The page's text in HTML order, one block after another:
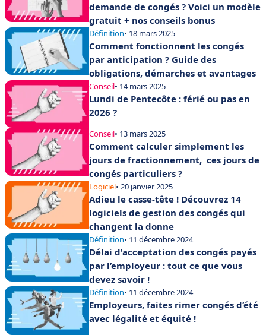
demande de congés ? Voici un modèle
gratuit + nos conseils bonus
Définition• 18 mars 2025
Comment fonctionnent les congés
par anticipation ? Guide des
obligations, démarches et avantages
Conseil• 14 mars 2025
Lundi de Pentecôte : férié ou pas en
2026 ?
Conseil• 13 mars 2025
Comment calculer simplement les
jours de fractionnement, ces jours de
congés particuliers ?
Logiciel• 20 janvier 2025
Adieu le casse-tête ! Découvrez 14
logiciels de gestion des congés qui
changent la donne
Définition• 11 décembre 2024
Délai d'acceptation des congés payés
par l’employeur : tout ce que vous
devez savoir !
Définition• 11 décembre 2024
Employeurs, faites rimer congés d’été
avec légalité et équité !